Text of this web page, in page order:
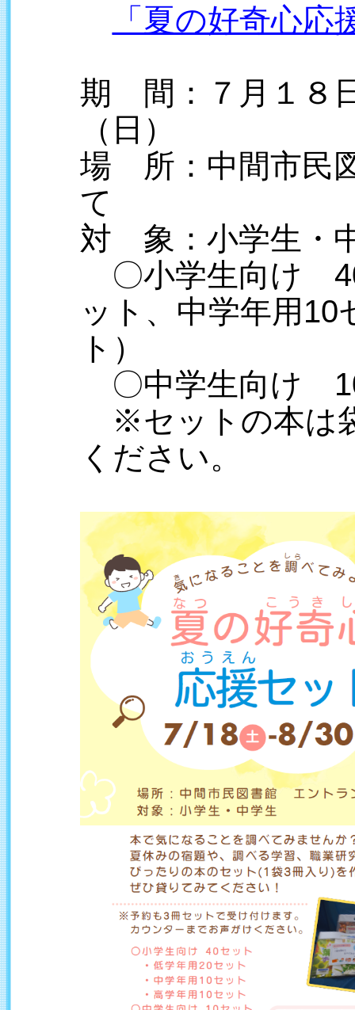
「夏の好奇心
期 間：７月１８
（日）
場 所：中間市民
て
対 象：小学生・
〇小学生向け
ット、中学年用10
ト）
〇中学生向け
※セットの本は
ください。